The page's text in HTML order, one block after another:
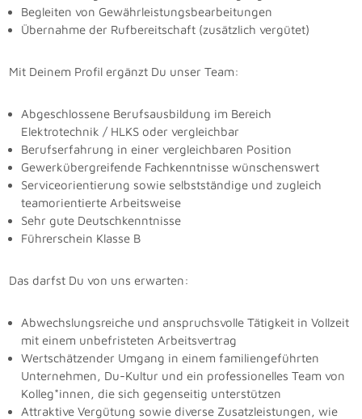
Begleiten von Gewährleistungsbearbeitungen
Übernahme der Rufbereitschaft (zusätzlich vergütet)
Mit Deinem Profil ergänzt Du unser Team:
Abgeschlossene Berufsausbildung im Bereich
Elektrotechnik / HLKS oder vergleichbar
Berufserfahrung in einer vergleichbaren Position
Gewerkübergreifende Fachkenntnisse wünschenswert
Serviceorientierung sowie selbstständige und zugleich
teamorientierte Arbeitsweise
Sehr gute Deutschkenntnisse
Führerschein Klasse B
Das darfst Du von uns erwarten:
Abwechslungsreiche und anspruchsvolle Tätigkeit in Vollzeit
mit einem unbefristeten Arbeitsvertrag
Wertschätzender Umgang in einem familiengeführten
Unternehmen, Du-Kultur und ein professionelles Team von
Kolleg*innen, die sich gegenseitig unterstützen
Attraktive Vergütung sowie diverse Zusatzleistungen, wie